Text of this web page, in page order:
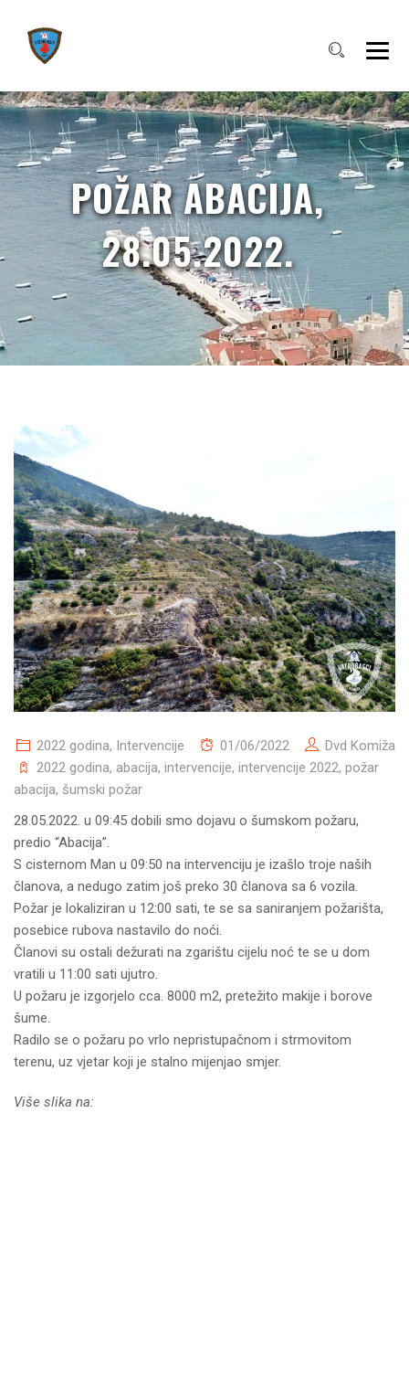
POŽAR ABACIJA,
28.05.2022.
2022 godina, Intervencije 01/06/2022
Dvd Komiža
2022 godina, abacija, intervencije, intervencije 2022, požar
abacija, šumski požar
28.05.2022. u 09:45 dobili smo dojavu o šumskom požaru,
predio “Abacija”.
S cisternom Man u 09:50 na intervenciju je izašlo troje naših
članova, a nedugo zatim još preko 30 članova sa 6 vozila.
Požar je lokaliziran u 12:00 sati, te se sa saniranjem požarišta,
posebice rubova nastavilo do noći.
Članovi su ostali dežurati na zgarištu cijelu noć te se u dom
vratili u 11:00 sati ujutro.
U požaru je izgorjelo cca. 8000 m2, pretežito makije i borove
šume.
Radilo se o požaru po vrlo nepristupačnom i strmovitom
terenu, uz vjetar koji je stalno mijenjao smjer.
Više slika na: